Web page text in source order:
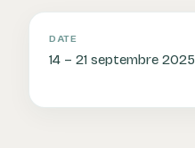
DATE
14 – 21 septembre 2025